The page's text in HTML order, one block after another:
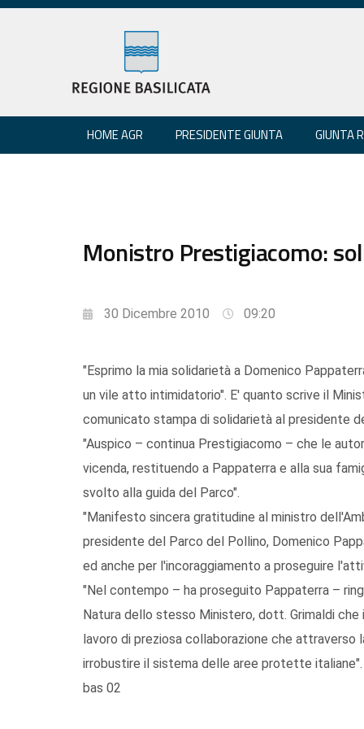
HOME AGR PRESIDENTE GIUNTA GIUNTA
Monistro Prestigiacomo:
30 Dicembre 2010 09:20
"Esprimo la mia solidarietà a Domenico
un vile atto intimidatorio". E' quanto scrive il
comunicato stampa di solidarietà al presidente
"Auspico – continua Prestigiacomo – che le
vicenda, restituendo a Pappaterra e alla sua
svolto alla guida del Parco".
"Manifesto sincera gratitudine al ministro
presidente del Parco del Pollino, Domenico
ed anche per l'incoraggiamento a proseguire
"Nel contempo – ha proseguito Pappaterra –
Natura dello stesso Ministero, dott. Grimaldi
lavoro di preziosa collaborazione che attraverso
irrobustire il sistema delle aree protette italiane".
bas 02